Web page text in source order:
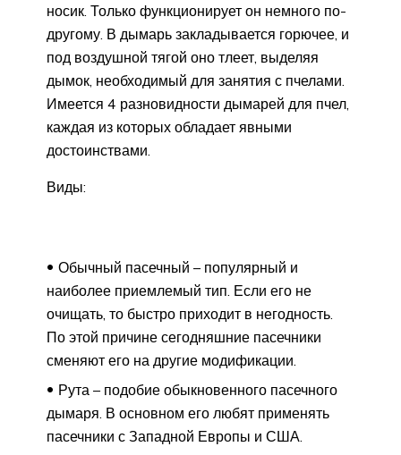
носик. Только функционирует он немного по-
другому. В дымарь закладывается горючее, и
под воздушной тягой оно тлеет, выделяя
дымок, необходимый для занятия с пчелами.
Имеется 4 разновидности дымарей для пчел,
каждая из которых обладает явными
достоинствами.
Виды:
Обычный пасечный – популярный и
наиболее приемлемый тип. Если его не
очищать, то быстро приходит в негодность.
По этой причине сегодняшние пасечники
сменяют его на другие модификации.
Рута – подобие обыкновенного пасечного
дымаря. В основном его любят применять
пасечники с Западной Европы и США.